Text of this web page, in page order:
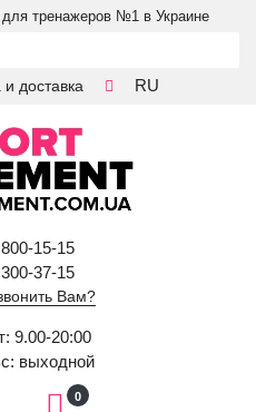
для тренажеров №1 в Украине
доставка RU
15-15
37-15
Вам?
9.00-20:00
выходной
0